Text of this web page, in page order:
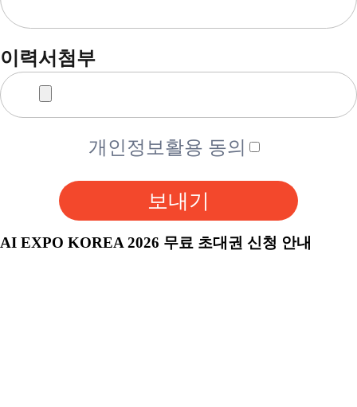
이력서첨부
개인정보활용 동의
보내기
AI EXPO KOREA 2026 무료 초대권 신청 안내